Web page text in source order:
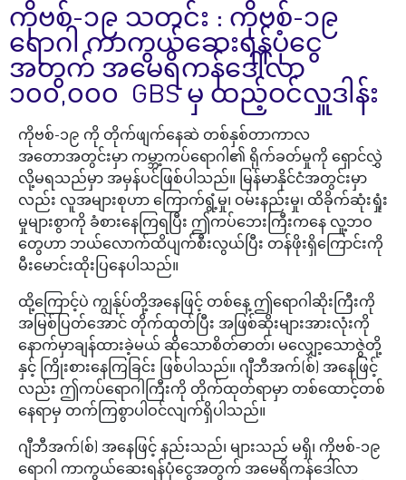
ကိုဗစ်-၁၉ သတင်း : ကိုဗစ်-၁၉
ရောဂါ ကာကွယ်ဆေးရန်ပုံငွေ
အတွက် အမေရိကန်ဒေါ်လာ
၁၀၀,၀၀၀ GBS မှ ထည့်ဝင်လှူဒါန်း
ကိုဗစ်-၁၉ ကို တိုက်ဖျက်နေဆဲ တစ်နှစ်တာကာလ
အတောအတွင်းမှာ ကမ္ဘာ့ကပ်ရောဂါ၏ ရိုက်ခတ်မှုကို ရှောင်လွှဲ
လို့မရသည်မှာ အမှန်ပင်ဖြစ်ပါသည်။ မြန်မာနိုင်ငံအတွင်းမှာ
လည်း လူအများစုဟာ ကြောက်ရွံ့မှု၊ ဝမ်းနည်းမှု၊ ထိခိုက်ဆုံးရှုံး
မှုများစွာကို ခံစားနေကြရပြီး ဤကပ်ဘေးကြီးကနေ လူ့ဘဝ
တွေဟာ ဘယ်လောက်ထိပျက်စီးလွယ်ပြီး တန်ဖိုးရှိကြောင်းကို
မီးမောင်းထိုးပြနေပါသည်။
ထို့ကြောင့်ပဲ ကျွန်ုပ်တို့အနေဖြင့် တစ်နေ့ ဤရောဂါဆိုးကြီးကို
အမြစ်ပြတ်အောင် တိုက်ထုတ်ပြီး အဖြစ်ဆိုးများအားလုံးကို
နောက်မှာချန်ထားခဲ့မယ် ဆိုသောစိတ်ဓာတ်၊ မလျှော့သောဇွဲတို့
နှင့် ကြိုးစားနေကြခြင်း ဖြစ်ပါသည်။ ဂျီဘီအက်(စ်) အနေဖြင့်
လည်း ဤကပ်ရောဂါကြီးကို တိုက်ထုတ်ရာမှာ တစ်ထောင့်တစ်
နေရာမှ တက်ကြစွာပါဝင်လျက်ရှိပါသည်။
ဂျီဘီအက်(စ်) အနေဖြင့် နည်းသည်၊ များသည် မရှိ၊ ကိုဗစ်-၁၉
ရောဂါ ကာကွယ်ဆေးရန်ပုံငွေအတွက် အမေရိကန်ဒေါ်လာ